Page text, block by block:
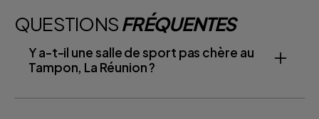
QUESTIONSFRÉQUENTES
Y a-t-il une salle de sport pas chère au
Tampon, La Réunion ?